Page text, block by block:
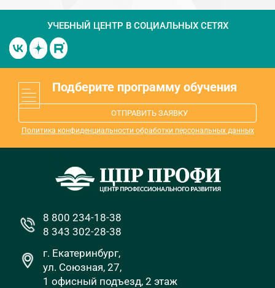
УЧЕБНЫЙ ЦЕНТР В СОЦИАЛЬНЫХ СЕТЯХ
Подберите программу обучения
ОТПРАВИТЬ ЗАЯВКУ
Политика конфиденциальности обработки персональных данных
8 800 234-18-38
8 343 302-28-38
г. Екатеринбург,
ул. Союзная, 27,
1 офисный подъезд, 2 этаж